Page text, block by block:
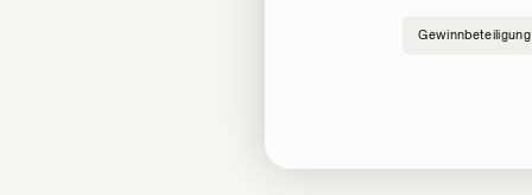
Gewinnbeteiligung